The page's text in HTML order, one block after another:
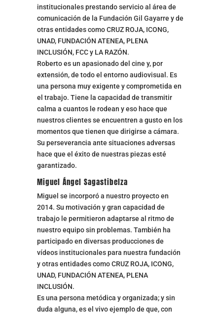
institucionales prestando servicio al área de
comunicación de la Fundación Gil Gayarre y de
otras entidades como CRUZ ROJA, ICONG,
UNAD, FUNDACIÓN ATENEA, PLENA
INCLUSIÓN, FCC y LA RAZÓN.
Roberto es un apasionado del cine y, por
extensión, de todo el entorno audiovisual. Es
una persona muy exigente y comprometida en
el trabajo. Tiene la capacidad de transmitir
calma a cuantos le rodean y eso hace que
nuestros clientes se encuentren a gusto en los
momentos que tienen que dirigirse a cámara.
Su perseverancia ante situaciones adversas
hace que el éxito de nuestras piezas esté
garantizado.
Miguel Ángel Sagastibelza
Miguel se incorporó a nuestro proyecto en
2014. Su motivación y gran capacidad de
trabajo le permitieron adaptarse al ritmo de
nuestro equipo sin problemas. También ha
participado en diversas producciones de
vídeos institucionales para nuestra fundación
y otras entidades como CRUZ ROJA, ICONG,
UNAD, FUNDACIÓN ATENEA, PLENA
INCLUSIÓN.
Es una persona metódica y organizada; y sin
duda alguna, es el vivo ejemplo de que, con